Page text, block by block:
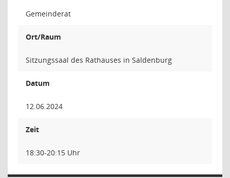
Gemeinderat
Ort/Raum
Sitzungssaal des Rathauses in Saldenburg
Datum
12.06.2024
Zeit
18:30-20:15 Uhr